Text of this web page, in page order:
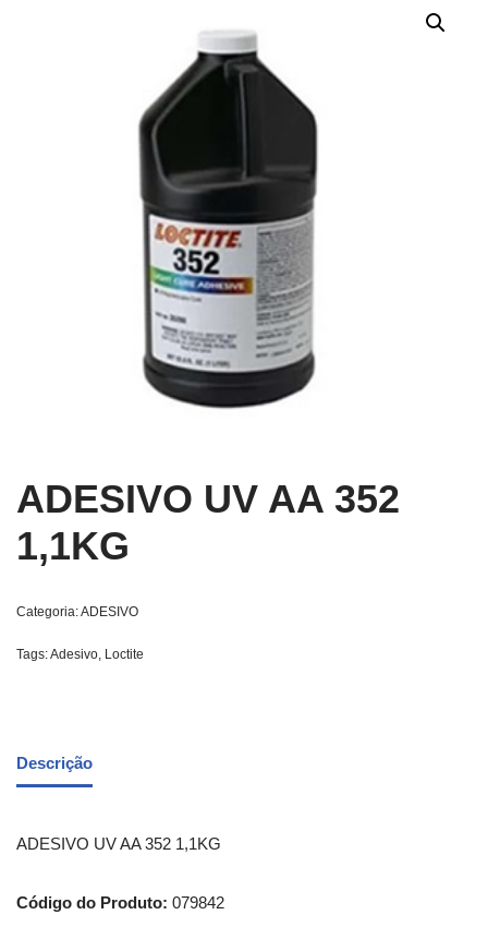
ADESIVO UV AA 352
1,1KG
Categoria:ADESIVO
Tags:Adesivo, Loctite
Descrição
ADESIVO UV AA 352 1,1KG
Código do Produto: 079842